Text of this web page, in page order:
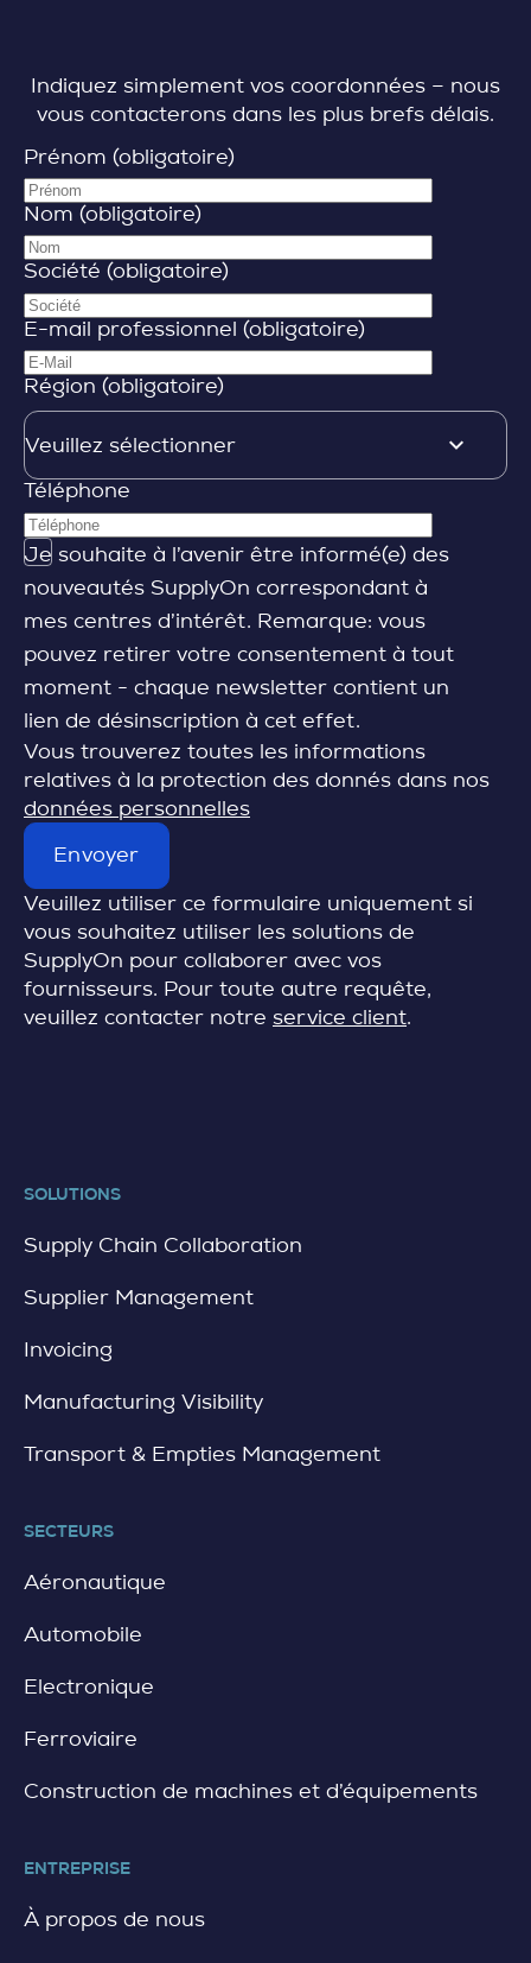
Indiquez simplement vos coordonnées – nous
vous contacterons dans les plus brefs délais.
Prénom (obligatoire)
Nom (obligatoire)
Société (obligatoire)
E-mail professionnel (obligatoire)
Région (obligatoire)
Téléphone
Je souhaite à l’avenir être informé(e) des
nouveautés SupplyOn correspondant à
mes centres d’intérêt. Remarque: vous
pouvez retirer votre consentement à tout
moment - chaque newsletter contient un
lien de désinscription à cet effet.
Vous trouverez toutes les informations
relatives à la protection des donnés dans nos
données personnelles
Envoyer
Veuillez utiliser ce formulaire uniquement si
vous souhaitez utiliser les solutions de
SupplyOn pour collaborer avec vos
fournisseurs. Pour toute autre requête,
veuillez contacter notre service client.
SOLUTIONS
Supply Chain Collaboration
Supplier Management
Invoicing
Manufacturing Visibility
Transport & Empties Management
SECTEURS
Aéronautique
Automobile
Electronique
Ferroviaire
Construction de machines et d’équipements
ENTREPRISE
À propos de nous